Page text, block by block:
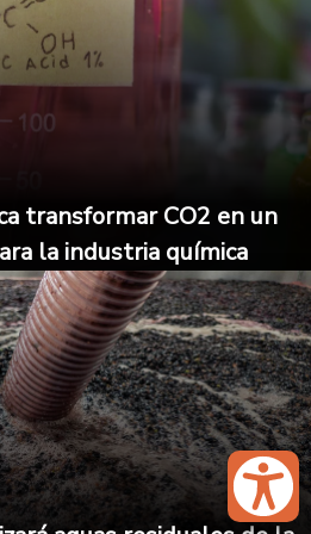
transformar CO2 en un
la industria química